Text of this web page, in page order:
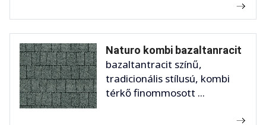
Naturo kombi bazaltanracit
bazaltantracit színű,
tradicionális stílusú, kombi
térkő finommosott ...